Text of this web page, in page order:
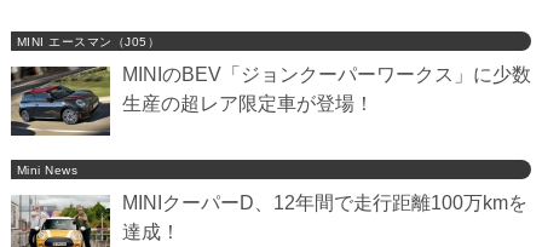
MINI エースマン（J05）
MINIのBEV「ジョンクーパーワークス」に少数
生産の超レア限定車が登場！
Mini News
MINIクーパーD、12年間で走行距離100万kmを
達成！